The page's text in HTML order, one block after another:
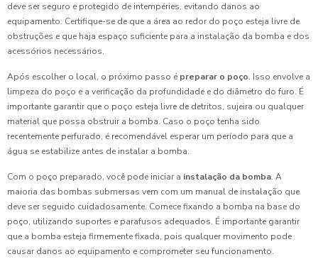
deve ser seguro e protegido de intempéries, evitando danos ao
equipamento. Certifique-se de que a área ao redor do poço esteja livre de
obstruções e que haja espaço suficiente para a instalação da bomba e dos
acessórios necessários.
Após escolher o local, o próximo passo é preparar o poço. Isso envolve a
limpeza do poço e a verificação da profundidade e do diâmetro do furo. É
importante garantir que o poço esteja livre de detritos, sujeira ou qualquer
material que possa obstruir a bomba. Caso o poço tenha sido
recentemente perfurado, é recomendável esperar um período para que a
água se estabilize antes de instalar a bomba.
Com o poço preparado, você pode iniciar a instalação da bomba. A
maioria das bombas submersas vem com um manual de instalação que
deve ser seguido cuidadosamente. Comece fixando a bomba na base do
poço, utilizando suportes e parafusos adequados. É importante garantir
que a bomba esteja firmemente fixada, pois qualquer movimento pode
causar danos ao equipamento e comprometer seu funcionamento.